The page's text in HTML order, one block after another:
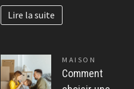
Lire la suite
MAISON
Comment